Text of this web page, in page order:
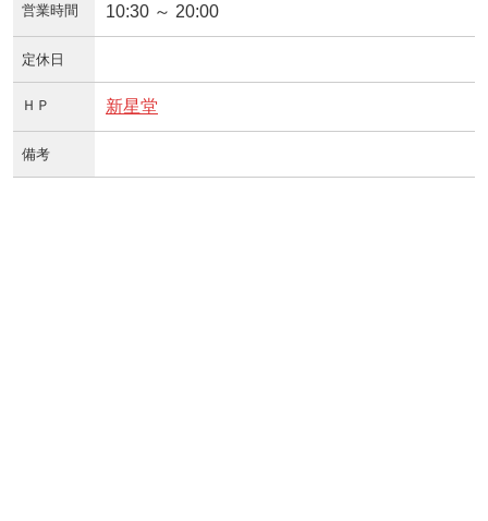
営業時間 10:30 ～ 20:00
定休日
ＨＰ 新星堂
備考